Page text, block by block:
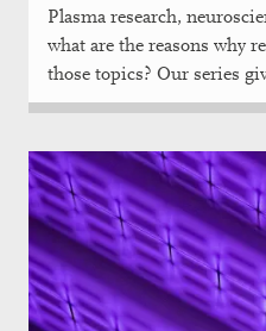
Plasma research,
what are the reasons why
those topics? Our series